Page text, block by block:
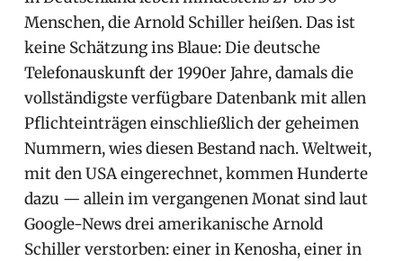
Menschen, die Arnold Schiller heißen. Das ist
keine Schätzung ins Blaue: Die deutsche
Telefonauskunft der 1990er Jahre, damals die
vollständigste verfügbare Datenbank mit allen
Pflichteinträgen einschließlich der geheimen
Nummern, wies diesen Bestand nach. Weltweit,
mit den USA eingerechnet, kommen Hunderte
dazu — allein im vergangenen Monat sind laut
Google-News drei amerikanische Arnold
Schiller verstorben: einer in Kenosha, einer in